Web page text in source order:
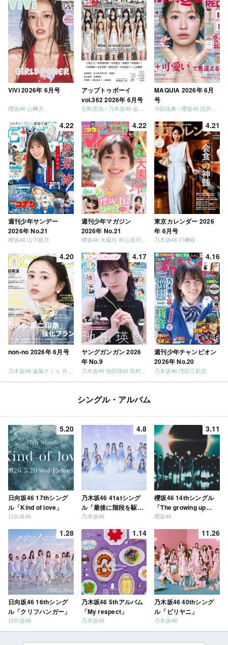
ViVi 2026年 6月号
櫻坂46 山﨑天
アップトゥボーイ
vol.362 2026年 6月号
生駒里奈 / 乃木坂46 金川紗耶 森平麗心
MAQUIA 2026年 6月
号
与田祐希 / 櫻坂46 浅井恋乃未
4.22
週刊少年サンデー
2026年 No.21
櫻坂46 山下瞳月
4.22
週刊少年マガジン
2026年 No.21
4.21
東京カレンダー 2026
年 6月号
乃木坂46 川﨑桜
4.20
non-no 2026年 6月号
4.17
ヤングガンガン 2026
年 No.9
乃木坂46 池田瑛紗 田村真佑
4.16
週刊少年チャンピオン
2026年 No.20
乃木坂46 増田三莉音
シングル・アルバム
5.20
日向坂46 17thシング
ル「Kind of love」
日向坂46
4.8
乃木坂46 41stシング
ル「最後に階段を駆け
上がったのはいつ
乃木坂46
3.11
櫻坂46 14thシングル
「The growing up
train」
櫻坂46
1.28
日向坂46 16thシング
ル「クリフハンガー」
日向坂46
1.14
乃木坂46 5thアルバム
「My respect」
乃木坂46
11.26
乃木坂46 40thシング
ル「ビリヤニ」
乃木坂46